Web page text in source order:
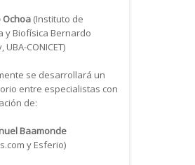
Ochoa (Instituto de
y Biofísica Bernardo
UBA-CONICET)
se desarrollará un
entre especialistas con
de:
Baamonde
y Esferio)